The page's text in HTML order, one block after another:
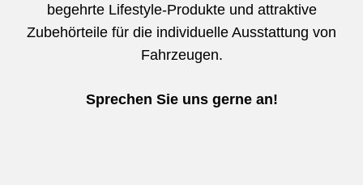
begehrte Lifestyle-Produkte und attraktive
Zubehörteile für die individuelle Ausstattung von
Fahrzeugen.
Sprechen Sie uns gerne an!